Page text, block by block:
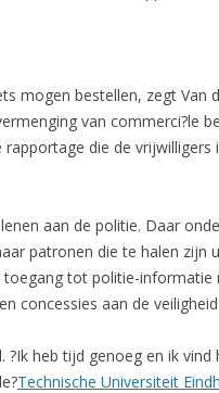
mogen bestellen, zegt Van
van commerci?le
die de
aan de politie. Daar
patronen die te halen
tot politie-
concessies aan de
heb tijd genoeg en ik
Technische Universiteit